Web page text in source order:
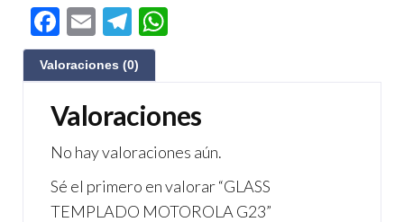
F
ac
e
b
o
o
k
E
m
ail
Te
le
gr
a
m
s
A
p
p
Valoraciones (0)
Valoraciones
No hay valoraciones aún.
Sé el primero en valorar “GLASS
TEMPLADO MOTOROLA G23”